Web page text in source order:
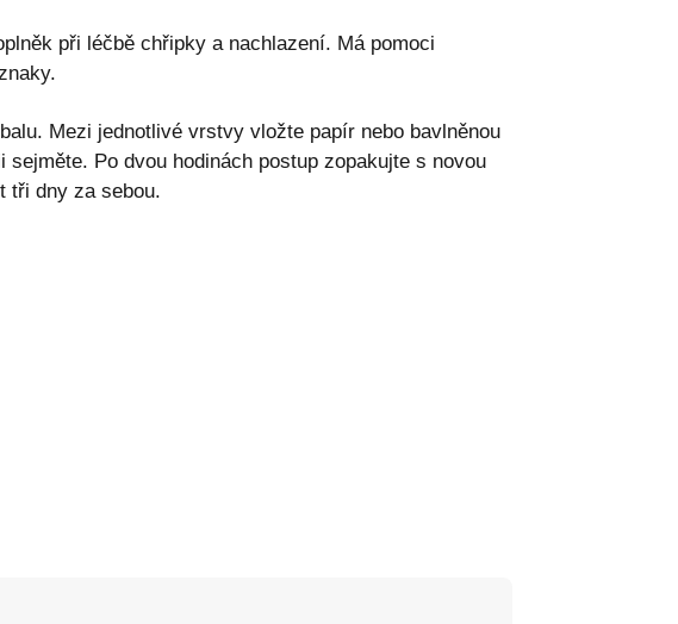
při léčbě chřipky a nachlazení. Má pomoci
Mezi jednotlivé vrstvy vložte papír nebo bavlněnou
Po dvou hodinách postup zopakujte s novou
tři dny za sebou.